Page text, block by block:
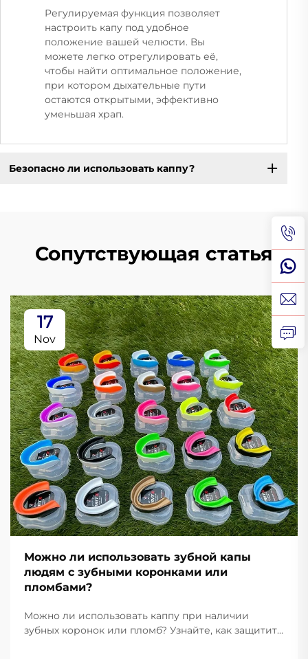
Регулируемая функция позволяет
настроить капу под удобное
положение вашей челюсти. Вы
можете легко отрегулировать её,
чтобы найти оптимальное положение,
при котором дыхательные пути
остаются открытыми, эффективно
уменьшая храп.
Безопасно ли использовать каппу?
Сопутствующая статья
17
Nov
Можно ли использовать зубной капы
людям с зубными коронками или
пломбами?
Можно ли использовать каппу при наличии
зубных коронок или пломб? Узнайте, как защитить